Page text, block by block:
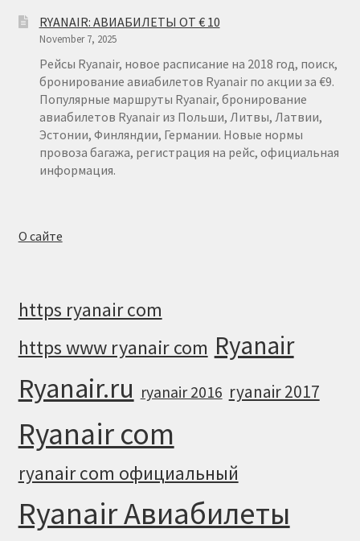
ТЕЛЬ-
АВИВ
RYANAIR: АВИАБИЛЕТЫ ОТ € 10
November 7, 2025
Рейсы Ryanair, новое расписание на 2018 год, поиск,
бронирование авиабилетов Ryanair по акции за €9.
Популярные маршруты Ryanair, бронирование
авиабилетов Ryanair из Польши, Литвы, Латвии,
Эстонии, Финляндии, Германии. Новые нормы
провоза багажа, регистрация на рейс, официальная
информация.
О сайте
https ryanair com
https www ryanair com Ryanair
Ryanair.ru ryanair 2016 ryanair 2017
Ryanair com
ryanair com официальный
Ryanair Авиабилеты